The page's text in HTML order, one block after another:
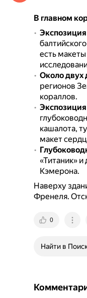
В главном
есть
Около двух
регионов
кораллов.
кашалота,
макет
«Титаник»
Кэмерона.
Наверху
Френеля.
0
Найти в